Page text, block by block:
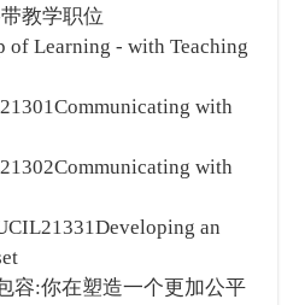
教学职位
of Learning - with Teaching
with
with
an
:你在塑造一个更加公平